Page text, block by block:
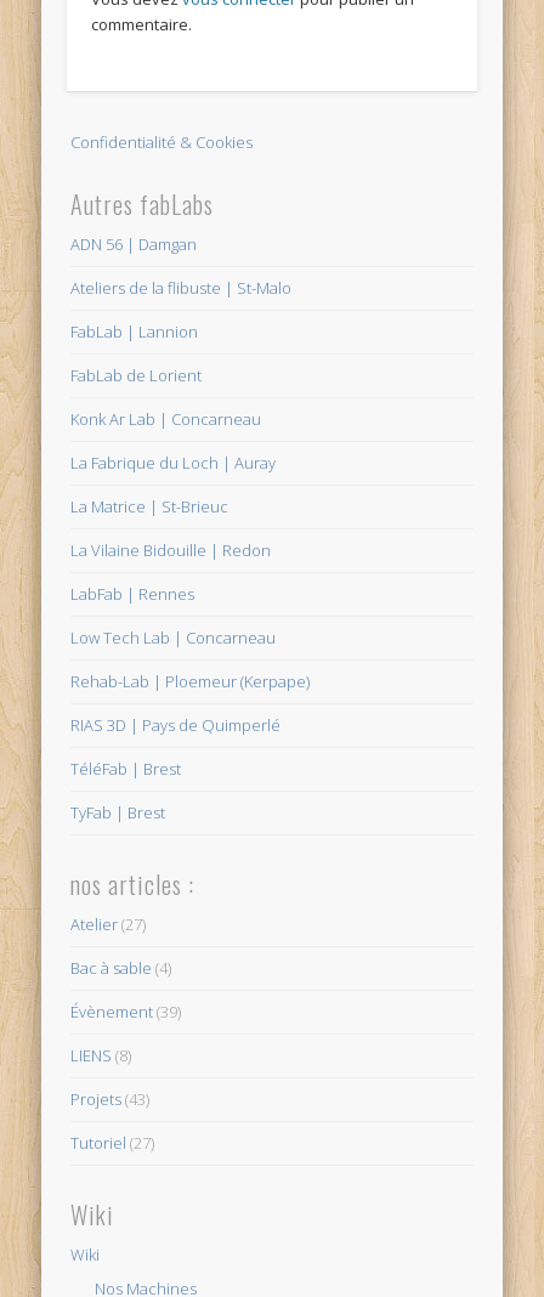
commentaire.
Confidentialité & Cookies
Autres fabLabs
ADN 56 | Damgan
Ateliers de la flibuste | St-Malo
FabLab | Lannion
FabLab de Lorient
Konk Ar Lab | Concarneau
La Fabrique du Loch | Auray
La Matrice | St-Brieuc
La Vilaine Bidouille | Redon
LabFab | Rennes
Low Tech Lab | Concarneau
Rehab-Lab | Ploemeur (Kerpape)
RIAS 3D | Pays de Quimperlé
TéléFab | Brest
TyFab | Brest
nos articles :
Atelier(27)
Bac à sable (4)
Évènement(39)
LIENS (8)
Projets(43)
Tutoriel (27)
Wiki
Wiki
Nos Machines